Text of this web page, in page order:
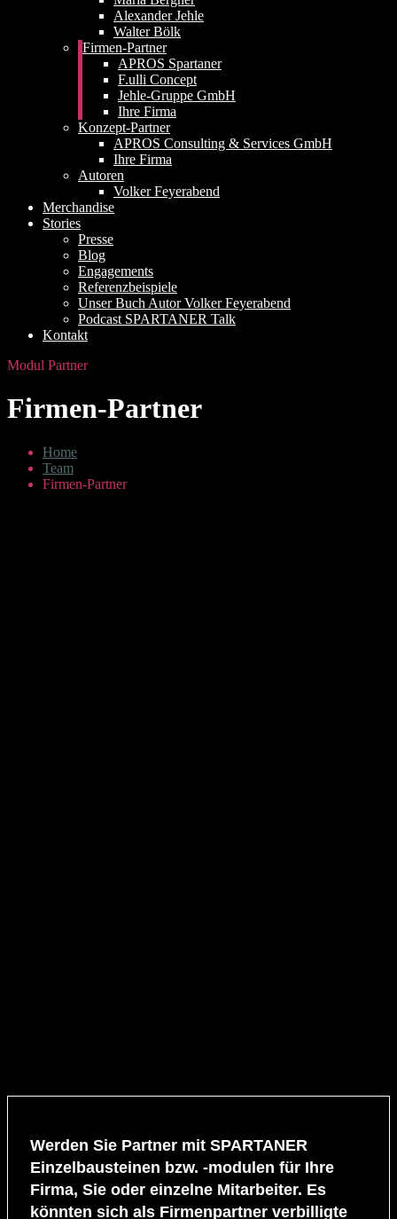
Alexander Jehle
Walter Bölk
Firmen-Partner
APROS Spartaner
F.ulli Concept
Jehle-Gruppe GmbH
Ihre Firma
Konzept-Partner
APROS Consulting & Services GmbH
Ihre Firma
Autoren
Volker Feyerabend
Merchandise
Stories
Presse
Blog
Engagements
Referenzbeispiele
Unser Buch Autor Volker Feyerabend
Podcast SPARTANER Talk
Kontakt
Modul Partner
Firmen-Partner
Home
Team
Firmen-Partner
Werden Sie Partner mit SPARTANER
Einzelbausteinen bzw. -modulen für Ihre
Firma, Sie oder einzelne Mitarbeiter. Es
könnten sich als Firmenpartner verbilligte